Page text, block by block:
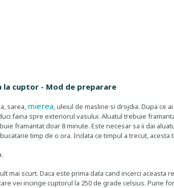
la cuptor - Mod de preparare
sarea, mierea, uleiul de masline si drojdia. Dupa ce
faina spre exteriorul vasului. Aluatul trebuie
framantat doar 8 minute. Este necesar sa ii dai
timp de o ora. Indata ce timpul a trecut,
mai scurt. Daca este prima data cand incerci aceasta
vei incinge cuptorul la 250 de grade celsius. Pune